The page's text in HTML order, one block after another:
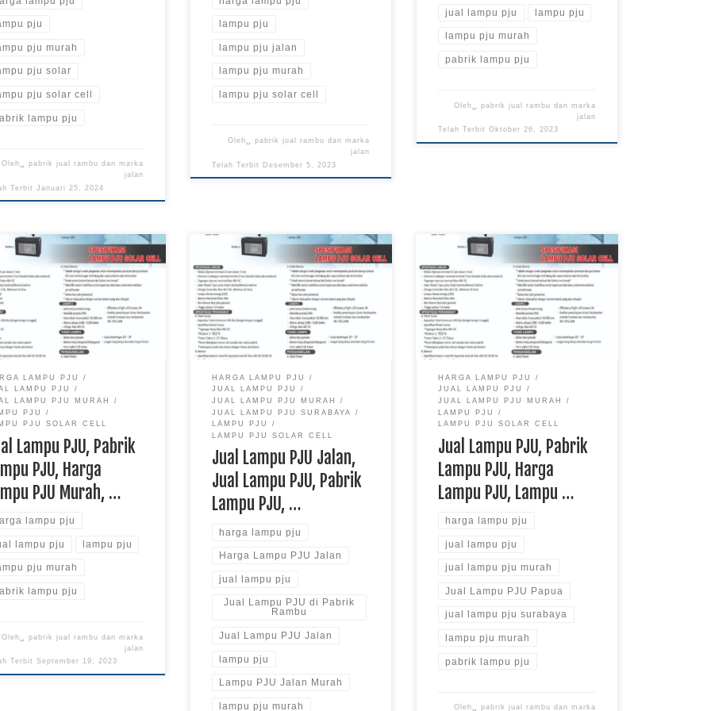
pju
pju murah
pju solar
pju solar cell
lampu pju
Oleh␣ pabrik jual rambu dan marka
jalan
TerbitJanuari 25, 2024
lampu pju
lampu pju jalan
lampu pju murah
lampu pju solar cell
Oleh␣ pabrik jual rambu dan marka
jalan
Telah Terbit Desember 5, 2023
jual lampu pju lampu pju
lampu pju murah
pabrik lampu pju
Oleh␣ pabrik jual rambu dan marka
jalan
Telah TerbitOktober 26, 2023
Lampu PJU, Pabrik Lampu
Harga Lampu PJU Murah,
PJU Murah, Lampu PJU
Jual Lampu PJU Jalan
Berkualitas Lampu PJU
di Pabrik Rambu Pabrik
– Kami sangat menyadari
jalan khususnya bagi
pejalan kaki. Kesalamatan
berjalan kaki di […]
LAMPU PJU
LAMPU PJU
LAMPU PJU MURAH
PJU
PJU SOLAR CELL
Lampu PJU, Pabrik
PJU, Harga
PJU Murah, …
lampu pju
lampu pju lampu pju
pju murah
lampu pju
Oleh␣ pabrik jual rambu dan marka
jalan
TerbitSeptember 19, 2023
Jual Lampu PJU Jalan, Jual Lampu
PJU, Pabrik Lampu PJU, Harga
Lampu PJU Jalan, Lampu PJU Jalan
Murah, Jual Lampu PJU di Pabrik
Rambu Pabrik Lampu PJU Spek
DISHUB Murah di Pabrik Rambu
Pabrik Rambu – LPJU juga akan
sekitar kita. Pabrik Lampu PJU
yang kami […]
HARGA LAMPU PJU
JUAL LAMPU PJU
JUAL LAMPU PJU MURAH
JUAL LAMPU PJU SURABAYA
LAMPU PJU
LAMPU PJU SOLAR CELL
Jual Lampu PJU Jalan,
Jual Lampu PJU, Pabrik
Lampu PJU, …
harga lampu pju
Harga Lampu PJU Jalan
jual lampu pju
Jual Lampu PJU di Pabrik
Rambu
Jual Lampu PJU Jalan
lampu pju
Lampu PJU Jalan Murah
lampu pju murah
Jual Lampu PJU, Pabrik Lampu
PJU, Harga Lampu PJU, Lampu
PJU Murah, Jual Lampu PJU Murah,
Jual Lampu PJU Surabaya, Jual
Lampu PJU Papua Lampu PJU di
Kembalikan Fungsinya Menjadi
Pemancar Telekomunikasi Pabrik
Jakarta memanglah harus sesuai
dengan sebutan nya benar-benar
smart. Termasuk memperlakukan
[…]
HARGA LAMPU PJU
JUAL LAMPU PJU
JUAL LAMPU PJU MURAH
LAMPU PJU
LAMPU PJU SOLAR CELL
Jual Lampu PJU, Pabrik
Lampu PJU, Harga
Lampu PJU, Lampu …
harga lampu pju
jual lampu pju
jual lampu pju murah
Jual Lampu PJU Papua
jual lampu pju surabaya
lampu pju murah
pabrik lampu pju
Oleh␣ pabrik jual rambu dan marka